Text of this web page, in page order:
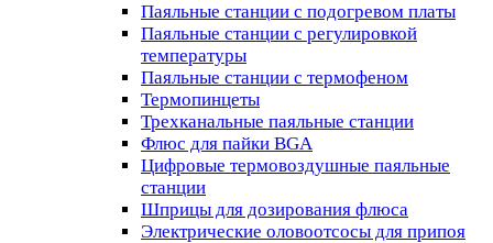
Паяльные станции с подогревом платы
Паяльные станции с регулировкой
температуры
Паяльные станции с термофеном
Термопинцеты
Трехканальные паяльные станции
Флюс для пайки BGA
Цифровые термовоздушные паяльные
станции
Шприцы для дозирования флюса
Электрические оловоотсосы для припоя